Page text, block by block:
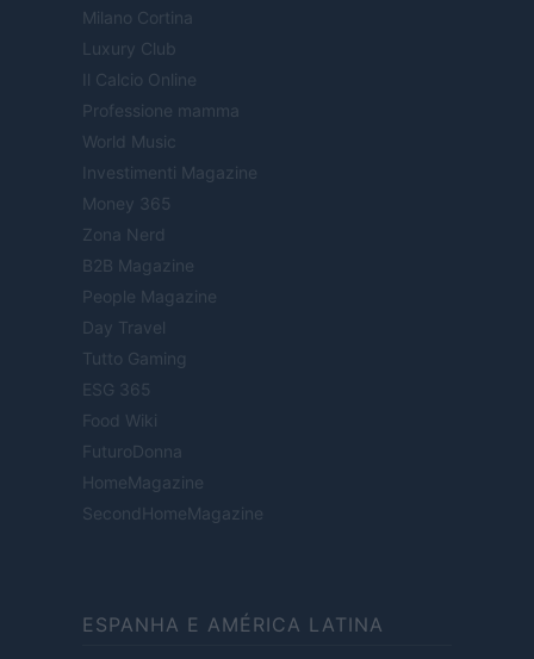
Milano Cortina
Luxury Club
Il Calcio Online
Professione mamma
World Music
Investimenti Magazine
Money 365
Zona Nerd
B2B Magazine
People Magazine
Day Travel
Tutto Gaming
ESG 365
Food Wiki
FuturoDonna
HomeMagazine
SecondHomeMagazine
ESPANHA E AMÉRICA LATINA